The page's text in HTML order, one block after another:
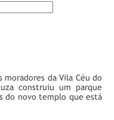
da Vila Céu do
construiu um parque
do novo templo que está